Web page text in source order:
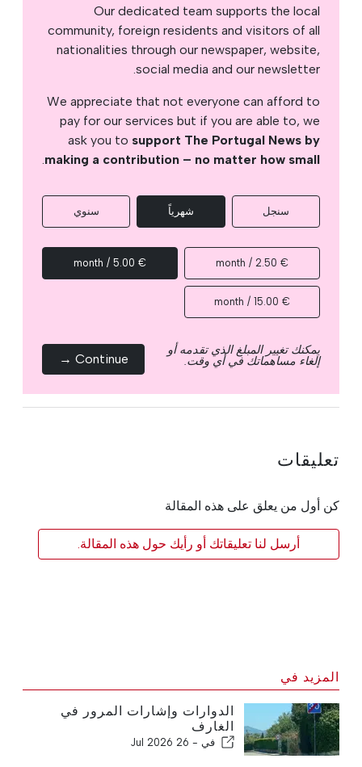
Our dedicated team supports the local
community, foreign residents and visitors of all
nationalities through our newspaper, website,
social media and our newsletter.
We appreciate that not everyone can afford to
pay for our services but if you are able to, we
ask you to support The Portugal News by
making a contribution – no matter how small
.
سنجل شهرياً سنوي
€ 2.50 / month
€ 5.00 / month
€ 15.00 / month
يمكنك تغيير المبلغ الذي تقدمه أو
إلغاء مساهماتك في أي وقت. Continue →
تعليقات
كن أول من يعلق على هذه المقالة
أرسل لنا تعليقاتك أو رأيك حول هذه المقالة.
المزيد في
الدوارات وإشارات المرور في
الغارف
في - 26 Jul 2026